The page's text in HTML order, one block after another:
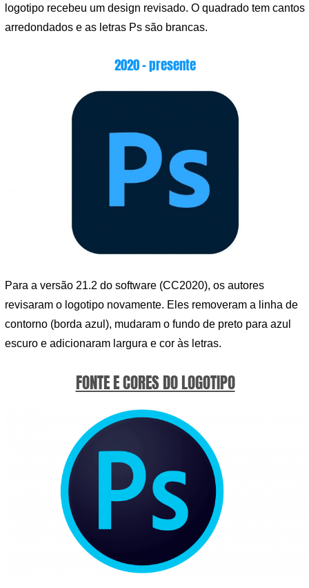
logotipo recebeu um design revisado. O quadrado tem cantos
arredondados e as letras Ps são brancas.
2020 – presente
Para a versão 21.2 do software (CC2020), os autores
revisaram o logotipo novamente. Eles removeram a linha de
contorno (borda azul), mudaram o fundo de preto para azul
escuro e adicionaram largura e cor às letras.
FONTE E CORES DO LOGOTIPO